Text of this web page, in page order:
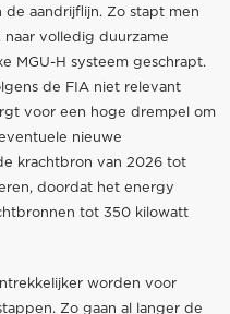
aandrijflijn. Zo stapt men
volledig duurzame
MGU-H systeem geschrapt.
de FIA niet relevant
voor een hoge drempel om
nieuwe
krachtbron van 2026 tot
doordat het energy
tot 350 kilowatt
worden voor
Zo gaan al langer de